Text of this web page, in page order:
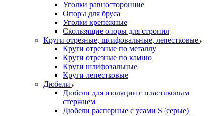
Уголки равносторонние
Опоры для бруса
Уголки крепежные
Скользящие опоры для стропил
Круги отрезные, шлифовальные, лепестковые
Круги отрезные по металлу
Круги отрезные по камню
Круги шлифовальные
Круги лепестковые
Дюбели
Дюбели для изоляции с пластиковым
стержнем
Дюбели распорные с усами S (серые)